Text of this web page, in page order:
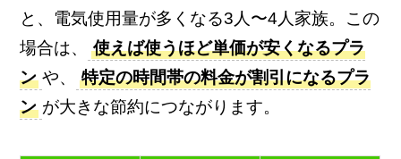
と、電気使用量が多くなる3人〜4人家族。この
場合は、
使えば使うほど単価が安くなるプラ
ン や、
特定の時間帯の料金が割引になるプラ
ン が大きな節約につながります。